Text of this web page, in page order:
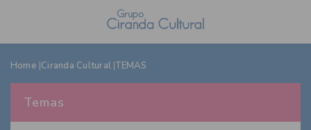
Home Ciranda Cultural TEMAS
Temas